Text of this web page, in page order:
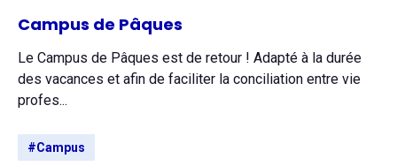
Campus de Pâques
Le Campus de Pâques est de retour ! Adapté à la durée
des vacances et afin de faciliter la conciliation entre vie
profes...
#Campus